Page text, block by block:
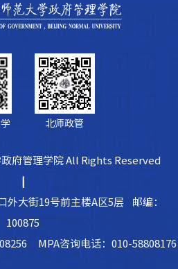
北师政管
府管理学院 All Rights Reserved
外大街19号前主楼A区5层 邮编：
100875
MPA咨询电话：010-58808176